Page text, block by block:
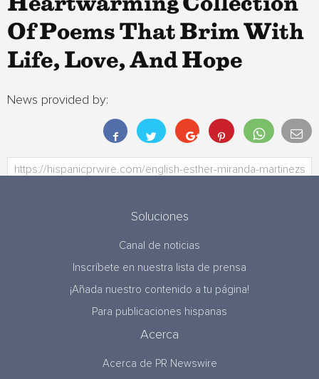
Heartwarming Collection
Of Poems That Brim With
Life, Love, And Hope
News provided by:
Soluciones
Canal de noticias
Inscríbete en nuestra lista de prensa
¡Añada nuestro contenido a tu página!
Para publicaciones hispanas
Acerca
Acerca de PR Newswire